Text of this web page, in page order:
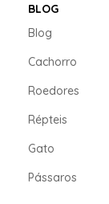
BLOG
Blog
Cachorro
Roedores
Répteis
Gato
Pássaros